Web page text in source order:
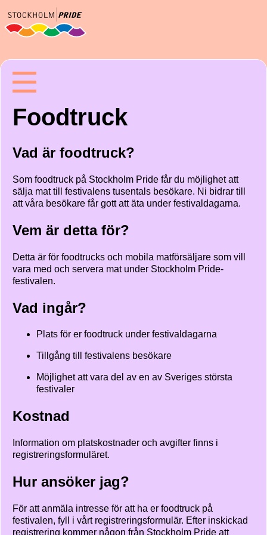
Foodtruck
Vad är foodtruck?
Som foodtruck på Stockholm Pride får du möjlighet att
sälja mat till festivalens tusentals besökare. Ni bidrar till
att våra besökare får gott att äta under festivaldagarna.
Vem är detta för?
Detta är för foodtrucks och mobila matförsäljare som vill
vara med och servera mat under Stockholm Pride-
festivalen.
Vad ingår?
Plats för er foodtruck under festivaldagarna
Tillgång till festivalens besökare
Möjlighet att vara del av en av Sveriges största
festivaler
Kostnad
Information om platskostnader och avgifter finns i
registreringsformuläret.
Hur ansöker jag?
För att anmäla intresse för att ha er foodtruck på
festivalen, fyll i vårt registreringsformulär. Efter inskickad
registrering kommer någon från Stockholm Pride att